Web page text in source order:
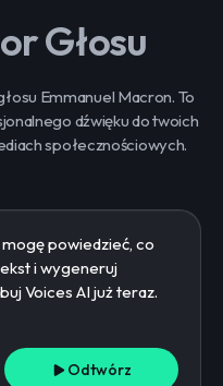
Głosu
Emmanuel Macron. To
dźwięku do twoich
społecznościowych.
Odtwórz